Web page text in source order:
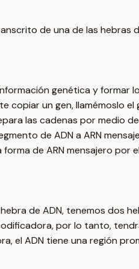
de una de las
genética y
un gen, llamémoslo
las cadenas por medio
de ADN a ARN
de ARN mensajero
de ADN, tenemos dos
por lo tanto,
el ADN tiene una región